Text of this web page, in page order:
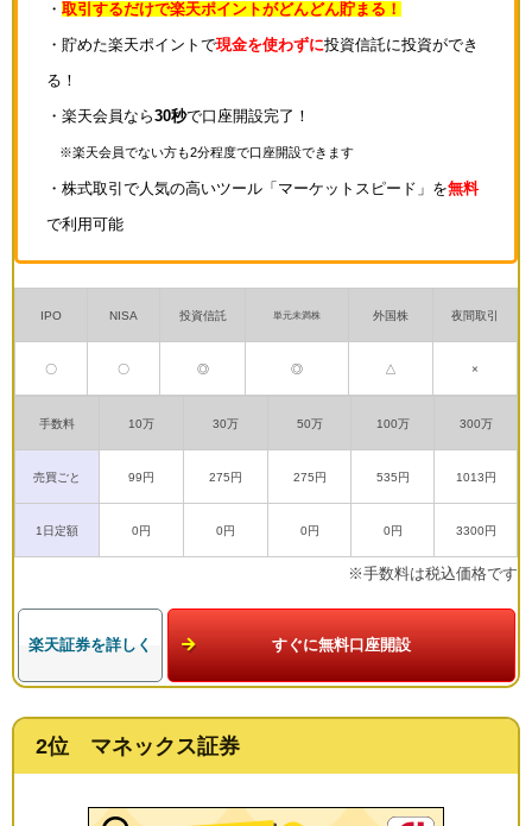
・ 取引するだけで楽天ポイントがどんどん貯まる！
・貯めた楽天ポイントで現金を使わずに投資信託に投資ができ
る！
・楽天会員なら30秒で口座開設完了！
※楽天会員でない方も2分程度で口座開設できます
・株式取引で人気の高いツール「マーケットスピード」を無料
で利用可能
IPO NISA 投資信託 単元未満株 外国株 夜間取引
〇 〇 ◎ ◎ △ ×
手数料 10万 30万 50万 100万 300万
売買ごと 99円 275円 275円 535円 1013円
1日定額 0円 0円 0円 0円 3300円
※手数料は税込価格です
楽天証券を詳しく すぐに無料口座開設
2位 マネックス証券